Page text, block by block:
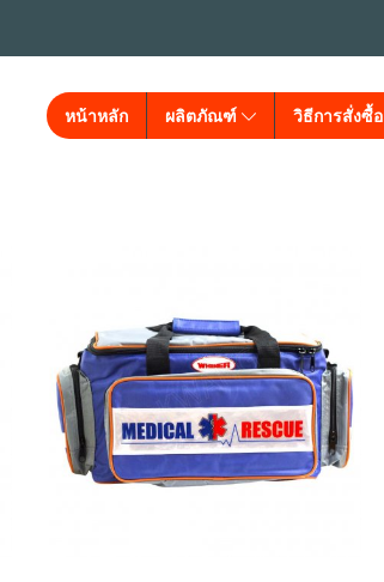
หน้าหลัก ผลิตภัณฑ์ วิธีการสั่งซื้อ